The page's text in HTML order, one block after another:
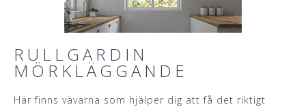
RULLGARDIN
MÖRKLÄGGANDE
Här finns vävarna som hjälper dig att få det riktigt